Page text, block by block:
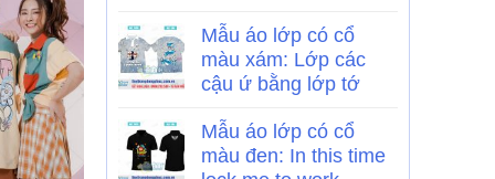
Mẫu áo lớp có cổ
màu xám: Lớp các
cậu ứ bằng lớp tớ
Mẫu áo lớp có cổ
màu đen: In this time